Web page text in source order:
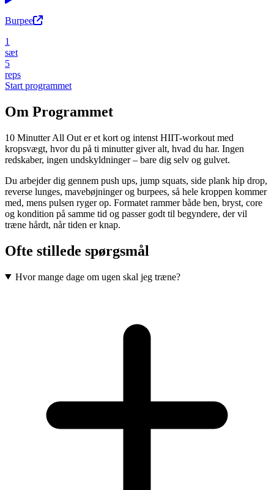
Burpee
1
sæt
5
reps
Start programmet
Om Programmet
10 Minutter All Out er et kort og intenst HIIT-workout med
kropsvægt, hvor du på ti minutter giver alt, hvad du har. Ingen
redskaber, ingen undskyldninger – bare dig selv og gulvet.
Du arbejder dig gennem push ups, jump squats, side plank hip drop,
reverse lunges, mavebøjninger og burpees, så hele kroppen kommer
med, mens pulsen ryger op. Formatet rammer både ben, bryst, core
og kondition på samme tid og passer godt til begyndere, der vil
træne hårdt, når tiden er knap.
Ofte stillede spørgsmål
Hvor mange dage om ugen skal jeg træne?